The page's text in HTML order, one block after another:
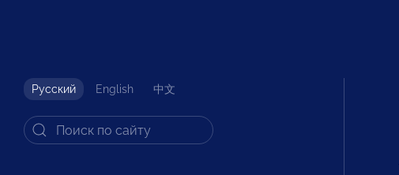
Русский English 中文